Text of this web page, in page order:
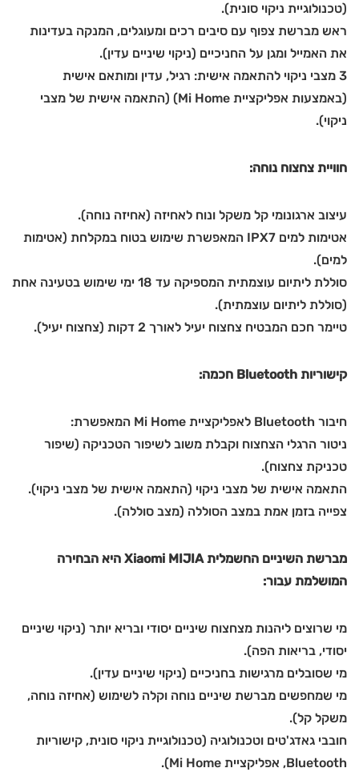
(טכנולוגיית ניקוי סונית).
ראש מברשת צפוף עם סיבים רכים ומעוגלים, המנקה בעדינות
את האמייל ומגן על החניכיים (ניקוי שיניים עדין).
3 מצבי ניקוי להתאמה אישית: רגיל, עדין ומותאם אישית
(באמצעות אפליקציית Mi Home) (התאמה אישית של מצבי
ניקוי).
חוויית צחצוח נוחה:
עיצוב ארגונומי קל משקל ונוח לאחיזה (אחיזה נוחה).
אטימות למים IPX7 המאפשרת שימוש בטוח במקלחת (אטימות
למים).
סוללת ליתיום עוצמתית המספיקה עד 18 ימי שימוש בטעינה אחת
(סוללת ליתיום עוצמתית).
טיימר חכם המבטיח צחצוח יעיל לאורך 2 דקות (צחצוח יעיל).
קישוריות Bluetooth חכמה:
חיבור Bluetooth לאפליקציית Mi Home המאפשרת:
ניטור הרגלי הצחצוח וקבלת משוב לשיפור הטכניקה (שיפור
טכניקת צחצוח).
התאמה אישית של מצבי ניקוי (התאמה אישית של מצבי ניקוי).
צפייה בזמן אמת במצב הסוללה (מצב סוללה).
מברשת השיניים החשמלית Xiaomi MIJIA היא הבחירה
המושלמת עבור:
מי שרוצים ליהנות מצחצוח שיניים יסודי ובריא יותר (ניקוי שיניים
יסודי, בריאות הפה).
מי שסובלים מרגישות בחניכיים (ניקוי שיניים עדין).
מי שמחפשים מברשת שיניים נוחה וקלה לשימוש (אחיזה נוחה,
משקל קל).
חובבי גאדג'טים וטכנולוגיה (טכנולוגיית ניקוי סונית, קישוריות
Bluetooth, אפליקציית Mi Home).